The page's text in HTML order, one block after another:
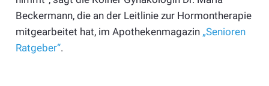
Beckermann, die an der Leitlinie zur Hormontherapie
mitgearbeitet hat, im Apothekenmagazin „Senioren
Ratgeber“.